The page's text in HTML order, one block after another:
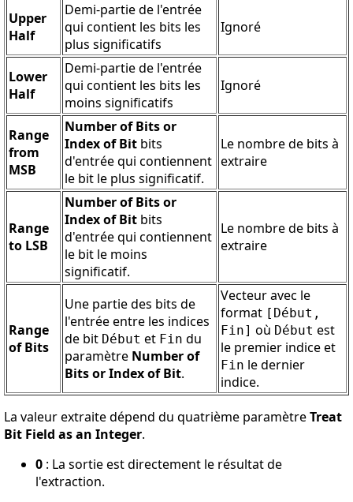
Upper
Half
Demi-partie de l'entrée
qui contient les bits les
plus significatifs
Ignoré
Lower
Half
Demi-partie de l'entrée
qui contient les bits les
moins significatifs
Ignoré
Range
from
MSB
Number of Bits or
Index of Bit bits
d'entrée qui contiennent
le bit le plus significatif.
Le nombre de bits à
extraire
Range
to LSB
Number of Bits or
Index of Bit bits
d'entrée qui contiennent
le bit le moins
significatif.
Le nombre de bits à
extraire
Range
of Bits
Une partie des bits de
l'entrée entre les indices
de bit Début et Fin du
paramètre Number of
Bits or Index of Bit.
Vecteur avec le
format [Début,
Fin] où Début est
le premier indice et
Fin le dernier
indice.
La valeur extraite dépend du quatrième paramètreTreat
Bit Field as an Integer.
0 : La sortie est directement le résultat de
l'extraction.